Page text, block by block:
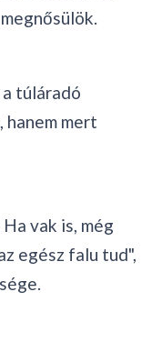
túláradó
hanem mert
vak is, még
egész falu tud",